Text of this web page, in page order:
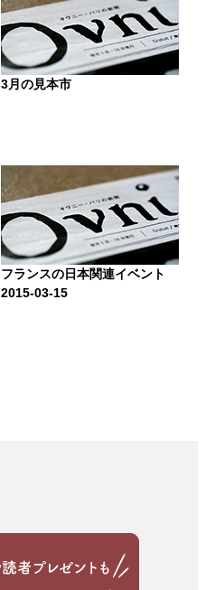
3月の見本市
フランスの日本関連イベント
2015-03-15